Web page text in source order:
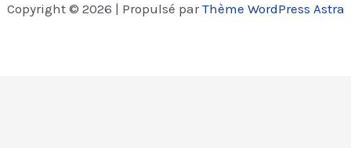
Copyright © 2026 | Propulsé parThème WordPress Astra